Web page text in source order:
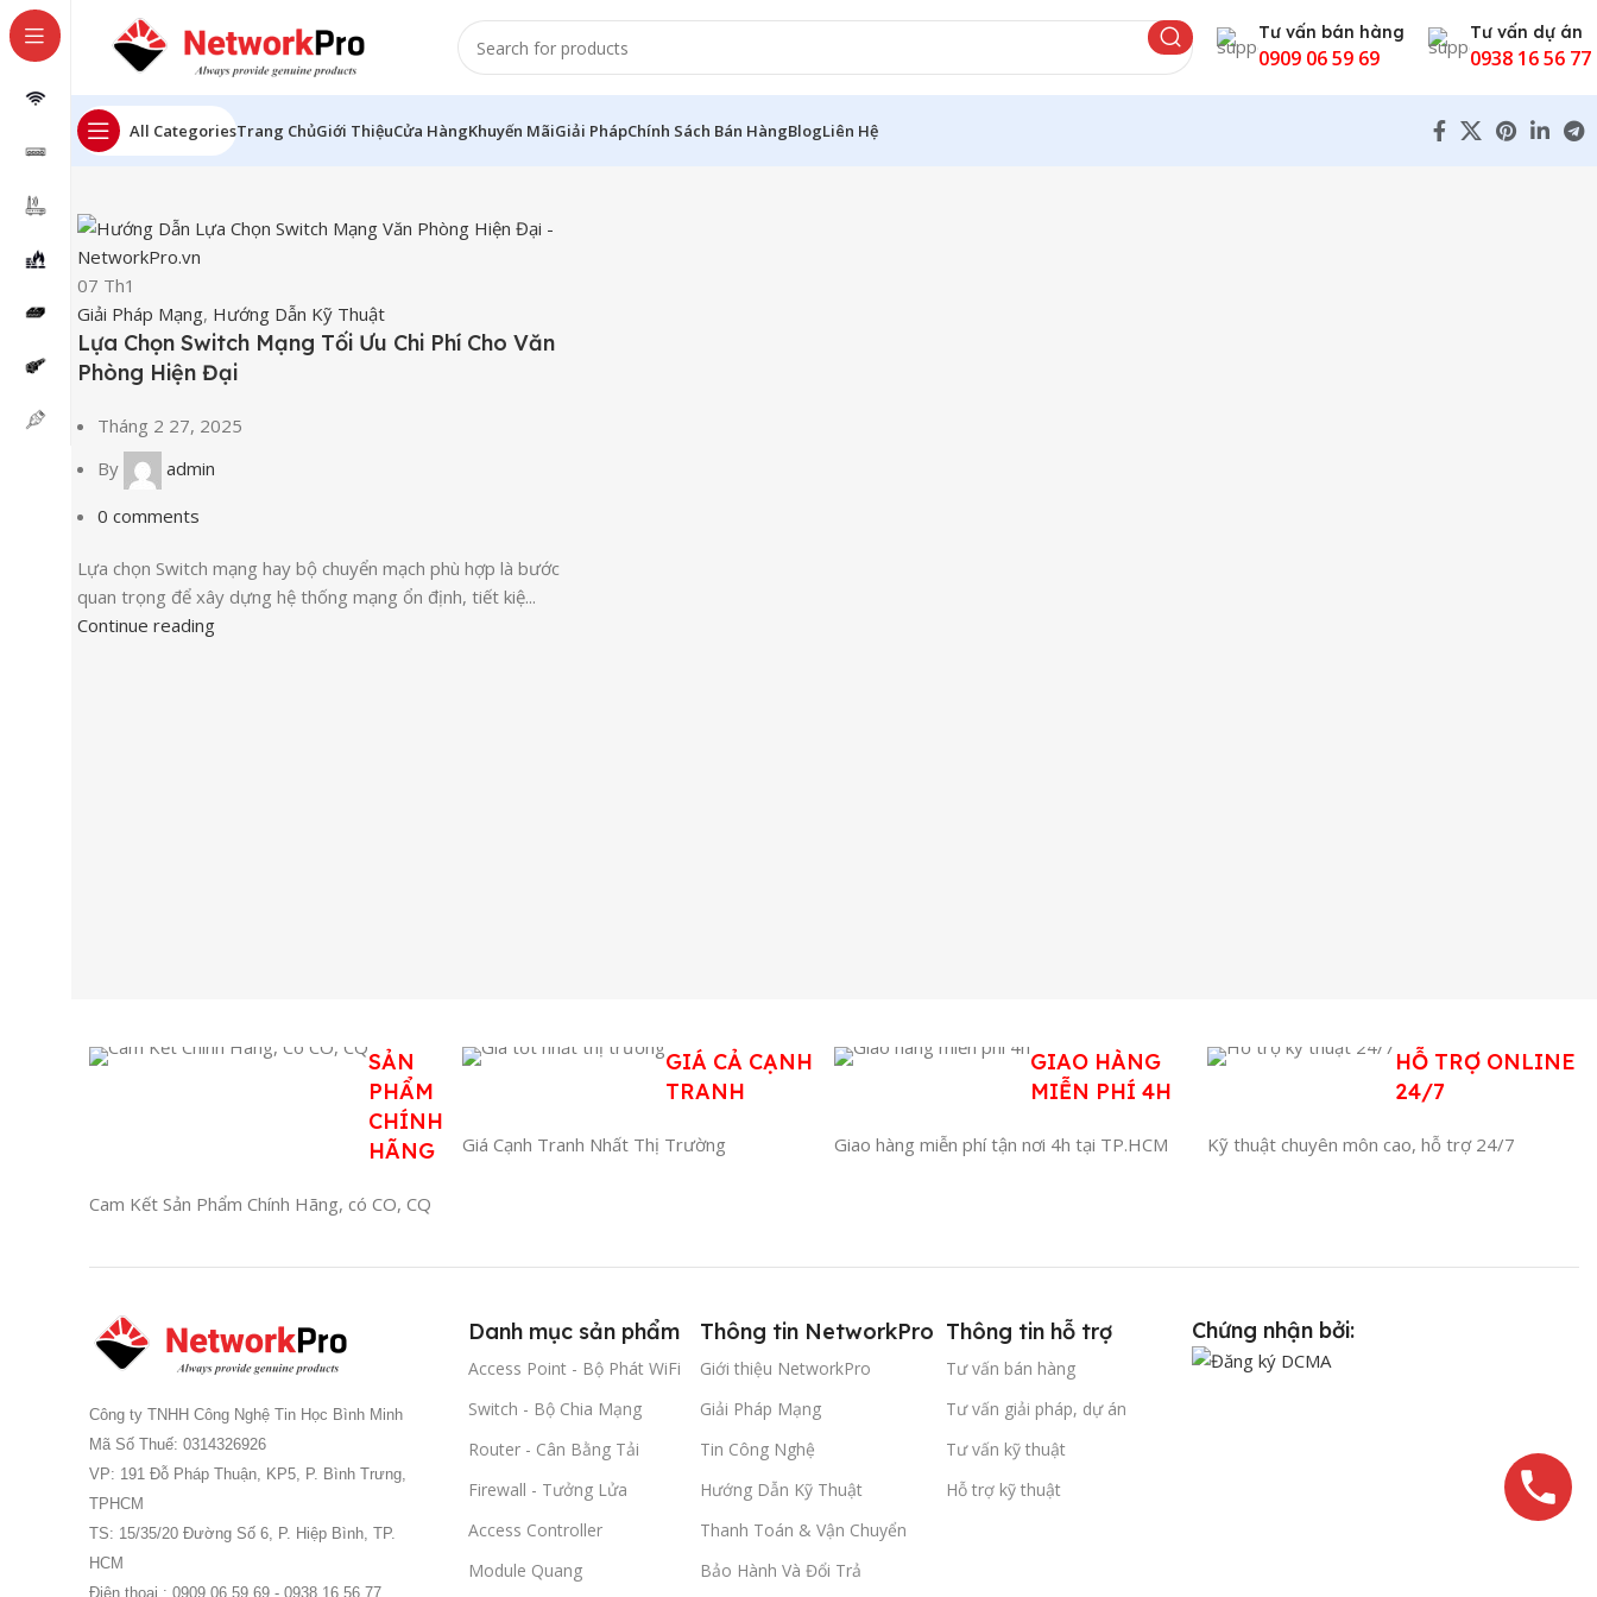
Tư vấn bán hàng
0909 06 59 69
Tư vấn dự án
0938 16 56 77
All CategoriesTrang ChủGiới ThiệuCửa HàngKhuyến MãiGiải PhápChính Sách Bán HàngBlogLiên Hệ
07 Th1
Giải Pháp Mạng, Hướng Dẫn Kỹ Thuật
Lựa Chọn Switch Mạng Tối Ưu Chi Phí Cho Văn
Phòng Hiện Đại
Tháng 2 27, 2025
By
admin
0 comments
Lựa chọn Switch mạng hay bộ chuyển mạch phù hợp là bước
quan trọng để xây dựng hệ thống mạng ổn định, tiết kiệ...
Continue reading
SẢN
PHẨM
CHÍNH
HÃNG
Cam Kết Sản Phẩm Chính Hãng, có CO, CQ
GIÁ CẢ CẠNH
TRANH
Giá Cạnh Tranh Nhất Thị Trường
GIAO HÀNG
MIỄN PHÍ 4H
Giao hàng miễn phí tận nơi 4h tại TP.HCM
HỖ TRỢ ONLINE
24/7
Kỹ thuật chuyên môn cao, hỗ trợ 24/7
Công ty TNHH Công Nghệ Tin Học Bình Minh
Mã Số Thuế: 0314326926
VP: 191 Đỗ Pháp Thuận, KP5, P. Bình Trưng,
TPHCM
TS: 15/35/20 Đường Số 6, P. Hiệp Bình, TP.
HCM
Điện thoại : 0909 06 59 69 - 0938 16 56 77
Danh mục sản phẩm
Access Point - Bộ Phát WiFi
Switch - Bộ Chia Mạng
Router - Cân Bằng Tải
Firewall - Tưởng Lửa
Access Controller
Module Quang
Thông tin NetworkPro
Giới thiệu NetworkPro
Giải Pháp Mạng
Tin Công Nghệ
Hướng Dẫn Kỹ Thuật
Thanh Toán & Vận Chuyển
Bảo Hành Và Đổi Trả
Thông tin hỗ trợ
Tư vấn bán hàng
Tư vấn giải pháp, dự án
Tư vấn kỹ thuật
Hỗ trợ kỹ thuật
Chứng nhận bởi: